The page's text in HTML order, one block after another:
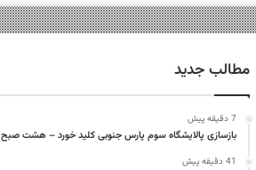
مطالب جدید
7 دقیقه پیش
بازسازی پالایشگاه سوم پارس جنوبی کلید خورد – هشت صبح
41 دقیقه پیش